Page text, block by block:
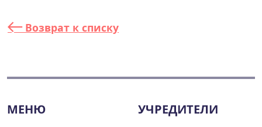
Возврат к списку
МЕНЮ УЧРЕДИТЕЛИ